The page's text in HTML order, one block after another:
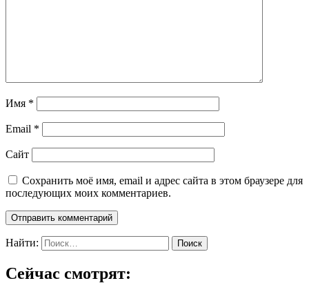
Имя *
Email *
Сайт
Сохранить моё имя, email и адрес сайта в этом браузере для
последующих моих комментариев.
Найти:
Сейчас смотрят: